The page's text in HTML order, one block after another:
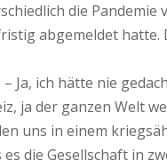
die
abgemeldet
Ja, ich hätte nie
ja der ganzen Welt
uns in einem
die Gesellschaft in